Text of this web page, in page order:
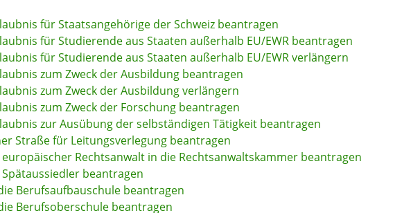
für Staatsangehörige der Schweiz beantragen
für Studierende aus Staaten außerhalb EU/EWR beantragen
für Studierende aus Staaten außerhalb EU/EWR verlängern
zum Zweck der Ausbildung beantragen
zum Zweck der Ausbildung verlängern
zum Zweck der Forschung beantragen
zur Ausübung der selbständigen Tätigkeit beantragen
Straße für Leitungsverlegung beantragen
Rechtsanwalt in die Rechtsanwaltskammer beantragen
beantragen
Berufsaufbauschule beantragen
Berufsoberschule beantragen